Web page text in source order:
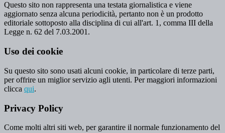
Questo sito non rappresenta una testata giornalistica e viene
aggiornato senza alcuna periodicità, pertanto non è un prodotto
editoriale sottoposto alla disciplina di cui all'art. 1, comma III della
Legge n. 62 del 7.03.2001.
Uso dei cookie
Su questo sito sono usati alcuni cookie, in particolare di terze parti,
per offrire un miglior servizio agli utenti. Per maggiori informazioni
clicca qui.
Privacy Policy
Come molti altri siti web, per garantire il normale funzionamento del